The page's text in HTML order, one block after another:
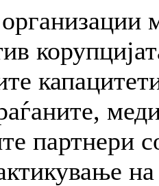
партнери